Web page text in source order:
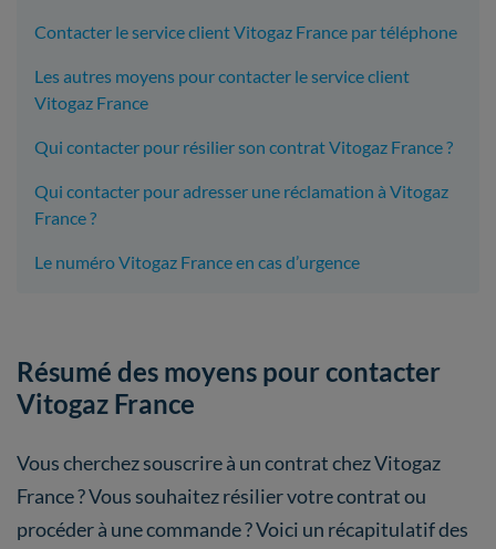
Contacter le service client Vitogaz France par téléphone
Les autres moyens pour contacter le service client
Vitogaz France
Qui contacter pour résilier son contrat Vitogaz France ?
Qui contacter pour adresser une réclamation à Vitogaz
France ?
Le numéro Vitogaz France en cas d’urgence
Résumé des moyens pour contacter
Vitogaz France
Vous cherchez souscrire à un contrat chez Vitogaz
France ? Vous souhaitez résilier votre contrat ou
procéder à une commande ? Voici un récapitulatif des